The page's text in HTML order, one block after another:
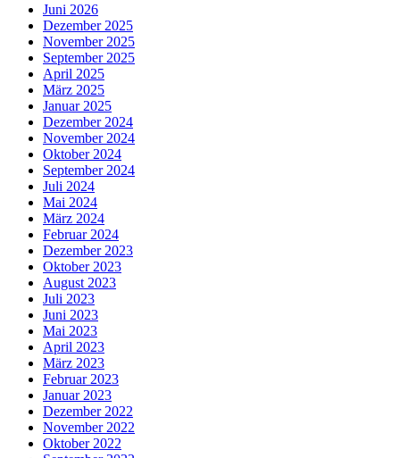
Juni 2026
Dezember 2025
November 2025
September 2025
April 2025
März 2025
Januar 2025
Dezember 2024
November 2024
Oktober 2024
September 2024
Juli 2024
Mai 2024
März 2024
Februar 2024
Dezember 2023
Oktober 2023
August 2023
Juli 2023
Juni 2023
Mai 2023
April 2023
März 2023
Februar 2023
Januar 2023
Dezember 2022
November 2022
Oktober 2022